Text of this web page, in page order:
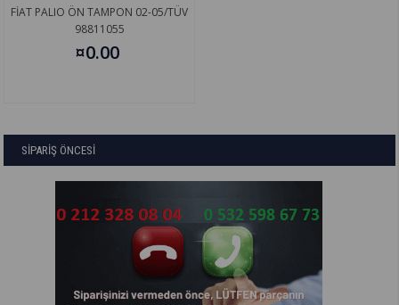
FİAT PALIO ÖN TAMPON 02-05/TÜV
98811055
¤0.00
SİPARİŞ ÖNCESİ